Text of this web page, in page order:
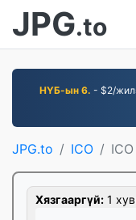
JPG.to
НҮБ-ын 6. - $2/
JPG.to ICO
Хязгааргүй: 1